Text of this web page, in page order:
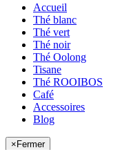
Accueil
Thé blanc
Thé vert
Thé noir
Thé Oolong
Tisane
Thé ROOIBOS
Café
Accessoires
Blog
×Fermer